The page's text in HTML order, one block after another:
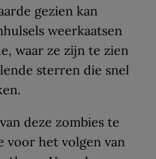
gezien kan
weerkaatsen
waar ze zijn te zien
sterren die snel
deze zombies te
voor het volgen van